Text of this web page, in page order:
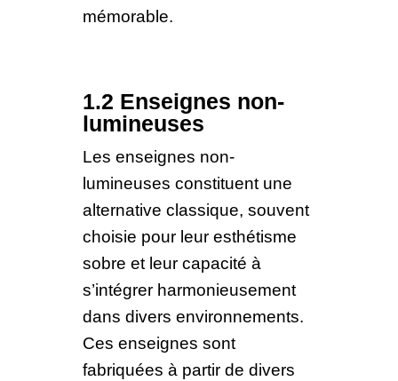
mémorable.
1.2 Enseignes non-
lumineuses
Les enseignes non-
lumineuses constituent une
alternative classique, souvent
choisie pour leur esthétisme
sobre et leur capacité à
s’intégrer harmonieusement
dans divers environnements.
Ces enseignes sont
fabriquées à partir de divers